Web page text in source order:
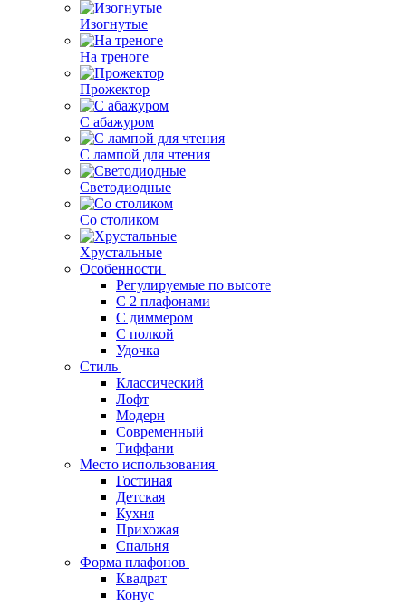
Изогнутые
На треноге
Прожектор
С абажуром
С лампой для чтения
Светодиодные
Со столиком
Хрустальные
Особенности
Регулируемые по высоте
С 2 плафонами
С диммером
С полкой
Удочка
Стиль
Классический
Лофт
Модерн
Современный
Тиффани
Место использования
Гостиная
Детская
Кухня
Прихожая
Спальня
Форма плафонов
Квадрат
Конус